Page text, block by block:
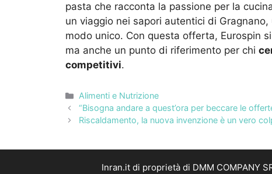
pasta che racconta la passione per la
un viaggio nei sapori autentici di
modo unico. Con questa offerta, Eurospin
ma anche un punto di riferimento per chi
competitivi.
Categorie
Alimenti e Nutrizione
“Bisogna andare a quest’ora per beccare le
Riscaldamento, la nuova invenzione è un vero
Inran.it di proprietà di DMM COMPANY